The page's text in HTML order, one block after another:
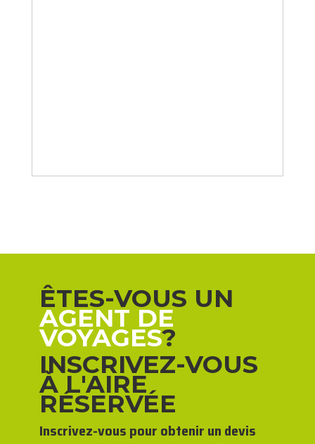
ÊTES-VOUS UN
AGENT DE
VOYAGES?
INSCRIVEZ-VOUS
À L'AIRE
RÉSERVÉE
Inscrivez-vous pour obtenir un devis